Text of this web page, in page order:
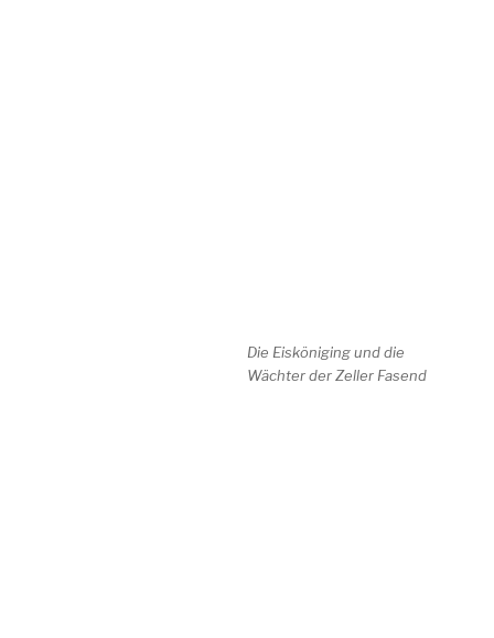
Die Eisköniging und die
Wächter der Zeller Fasend